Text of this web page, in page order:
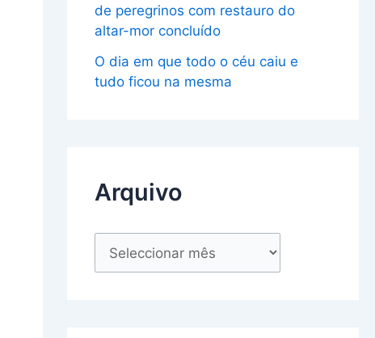
de peregrinos com restauro do
altar-mor concluído
O dia em que todo o céu caiu e
tudo ficou na mesma
Arquivo